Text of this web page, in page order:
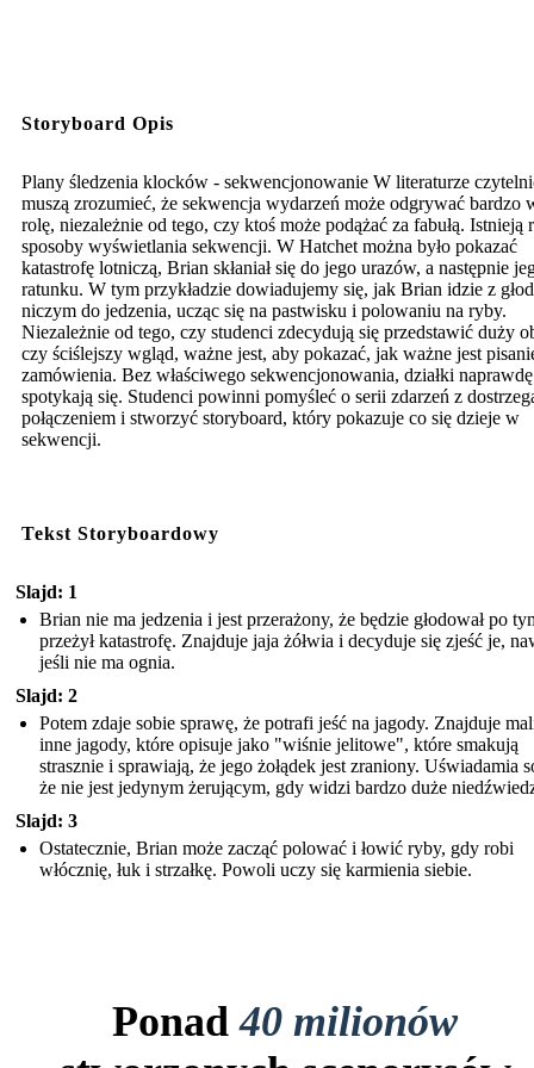
Storyboard Opis
Plany śledzenia klocków - sekwencjonowanie W literaturze
muszą zrozumieć, że sekwencja wydarzeń może odgrywać bardzo
rolę, niezależnie od tego, czy ktoś może podążać za fabułą. Istnieją
sposoby wyświetlania sekwencji. W Hatchet można było pokazać
katastrofę lotniczą, Brian skłaniał się do jego urazów, a następnie
ratunku. W tym przykładzie dowiadujemy się, jak Brian idzie z
niczym do jedzenia, ucząc się na pastwisku i polowaniu na ryby.
Niezależnie od tego, czy studenci zdecydują się przedstawić duży
czy ściślejszy wgląd, ważne jest, aby pokazać, jak ważne jest
zamówienia. Bez właściwego sekwencjonowania, działki
spotykają się. Studenci powinni pomyśleć o serii zdarzeń z
połączeniem i stworzyć storyboard, który pokazuje co się dzieje w
sekwencji.
Tekst Storyboardowy
Slajd: 1
Brian nie ma jedzenia i jest przerażony, że będzie głodował po
przeżył katastrofę. Znajduje jaja żółwia i decyduje się zjeść je,
jeśli nie ma ognia.
Slajd: 2
Potem zdaje sobie sprawę, że potrafi jeść na jagody. Znajduje
inne jagody, które opisuje jako "wiśnie jelitowe", które smakują
strasznie i sprawiają, że jego żołądek jest zraniony. Uświadamia
że nie jest jedynym żerującym, gdy widzi bardzo duże
Slajd: 3
Ostatecznie, Brian może zacząć polować i łowić ryby, gdy robi
włócznię, łuk i strzałkę. Powoli uczy się karmienia siebie.
Ponad40 milionów